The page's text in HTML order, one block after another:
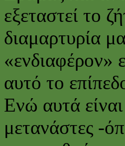
εξεταστεί το
διαμαρτυρία
«ενδιαφέρον»
αυτό το
Ενώ αυτά
μετανάστες -